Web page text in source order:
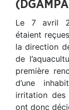
Le 7 avril
étaient
la direction
de
première
d’une
irritation des
ont donc